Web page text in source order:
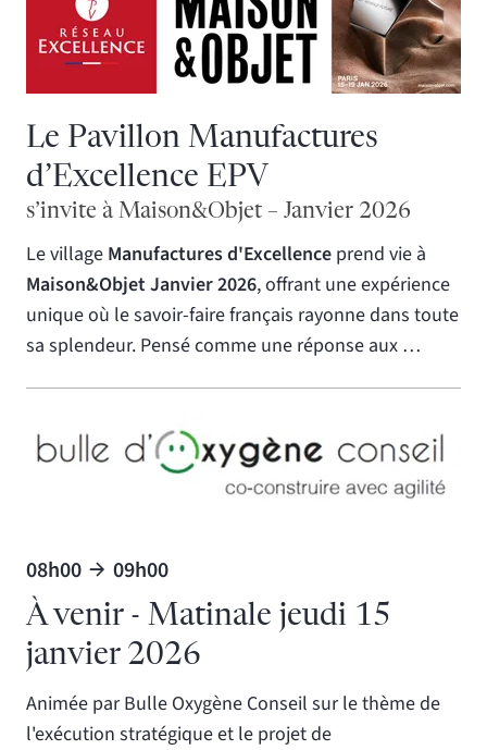
Le Pavillon Manufactures
d’Excellence EPV
s’invite à Maison&Objet – Janvier 2026
Le village Manufactures d'Excellence prend vie à
Maison&Objet Janvier 2026, offrant une expérience
unique où le savoir-faire français rayonne dans toute
sa splendeur. Pensé comme une réponse aux …
À venir - Matinale jeudi 15
janvier 2026
08h00 09h00
Animée par Bulle Oxygène Conseil sur le thème de
l'exécution stratégique et le projet de